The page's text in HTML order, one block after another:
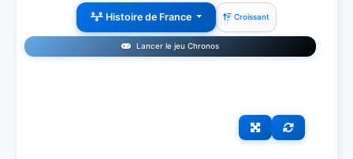
Histoire de France Croissant
Lancer le jeu Chronos